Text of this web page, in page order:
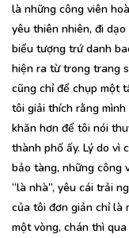
là những công viên
yêu thiên nhiên, đi
biểu tượng trứ danh
hiện ra từ trong trang
cũng chỉ để chụp một
tôi giải thích rằng
khăn hơn để tôi nói
thành phố ấy. Lý do vì
bảo tàng, những công
“là nhà”, yêu cái trải
của tôi đơn giản chỉ là
một vòng, chán thì